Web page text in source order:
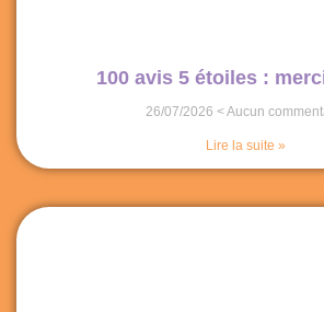
100 avis 5 étoiles :
26/07/2026 Aucun
Lire la suite »